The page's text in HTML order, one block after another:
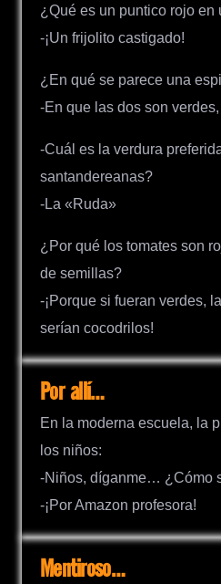
¿Qué es un puntico rojo en
-¡Un frijolito castigado!
¿En qué se parece una
-En que las dos son
-Cuál es la verdura
santandereanas?
-La «Ruda»
¿Por qué los tomates son
de semillas?
-¡Porque si fueran verdes,
serían cocodrilos!
Por allí…
En la moderna escuela, la
los niños:
-Niños, díganme… ¿Cómo
-¡Por Amazon profesora!
Mentiroso…